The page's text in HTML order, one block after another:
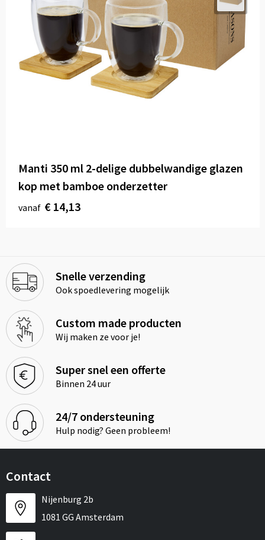
Manti 350 ml 2-delige dubbelwandige glazen
kop met bamboe onderzetter
vanaf € 14,13
Snelle verzending
Ook spoedlevering mogelijk
Custom made producten
Wij maken ze voor je!
Super snel een offerte
Binnen 24 uur
24/7 ondersteuning
Hulp nodig? Geen probleem!
Contact
Nijenburg 2b
1081 GG Amsterdam